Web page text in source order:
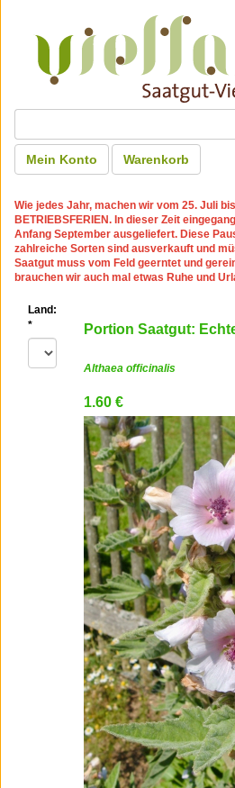
Mein Konto Warenkorb
Wie jedes Jahr, machen wir vom 25. Juli
BETRIEBSFERIEN. In dieser Zeit
Anfang September ausgeliefert. Diese
zahlreiche Sorten sind ausverkauft und
Saatgut muss vom Feld geerntet und
brauchen wir auch mal etwas Ruhe und
Land:
*
Portion Saatgut:
Althaea officinalis
1.60 €